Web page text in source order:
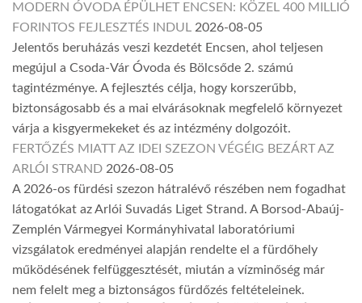
MODERN ÓVODA ÉPÜLHET ENCSEN: KÖZEL 400 MILLIÓ
FORINTOS FEJLESZTÉS INDUL 2026-08-05
Jelentős beruházás veszi kezdetét Encsen, ahol teljesen
megújul a Csoda-Vár Óvoda és Bölcsőde 2. számú
tagintézménye. A fejlesztés célja, hogy korszerűbb,
biztonságosabb és a mai elvárásoknak megfelelő környezet
várja a kisgyermekeket és az intézmény dolgozóit.
FERTŐZÉS MIATT AZ IDEI SZEZON VÉGÉIG BEZÁRT AZ
ARLÓI STRAND 2026-08-05
A 2026-os fürdési szezon hátralévő részében nem fogadhat
látogatókat az Arlói Suvadás Liget Strand. A Borsod-Abaúj-
Zemplén Vármegyei Kormányhivatal laboratóriumi
vizsgálatok eredményei alapján rendelte el a fürdőhely
működésének felfüggesztését, miután a vízminőség már
nem felelt meg a biztonságos fürdőzés feltételeinek.